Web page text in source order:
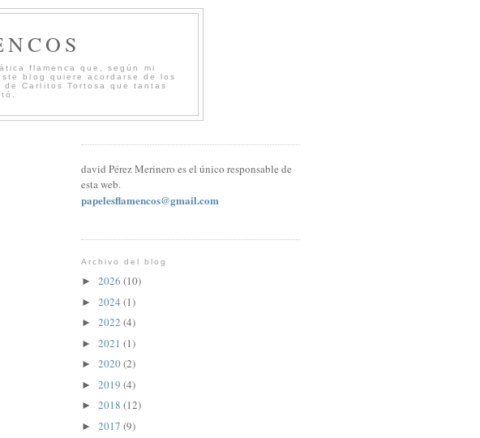
flamenca que, según mi
blog quiere acordarse de los
Carlitos Tortosa que tantas
david Pérez Merinero es el único responsable de
esta web.
papelesflamencos@gmail.com
Archivo del blog
► 2026 (10)
► 2024 (1)
► 2022 (4)
► 2021 (1)
► 2020(2)
► 2019 (4)
► 2018 (12)
► 2017 (9)